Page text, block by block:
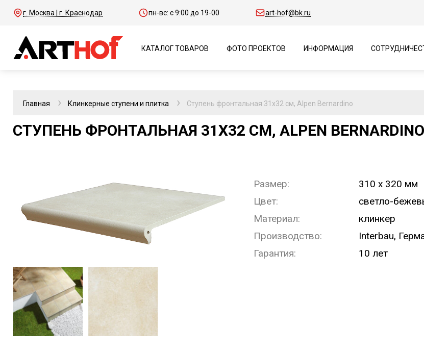
г. Москва | г. Краснодар пн-вс: с 9:00 до 19-00 art-hof@bk.ru
КАТАЛОГ ТОВАРОВ ФОТО ПРОЕКТОВ ИНФОРМАЦИЯ
Главная Клинкерные ступени и плитка Ступень фронтальная 31х32 см, Alpen Bernardino
СТУПЕНЬ ФРОНТАЛЬНАЯ 31Х32 СМ, ALPEN BERNARDINO
Размер:
310 х 320 мм
Цвет:
светло-
Материал:
клинкер
Производство:
Interbau,
Гарантия:
10 лет